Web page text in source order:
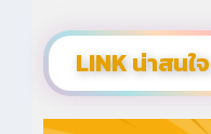
LINK น่าสนใจ